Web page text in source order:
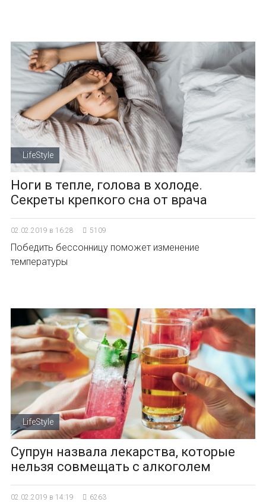
LifeStyle
Ноги в тепле, голова в холоде.
Секреты крепкого сна от врача
02.02.2019 в 16:28 5109
Победить бессонницу поможет изменение
температуры
LifeStyle
Супрун назвала лекарства, которые
нельзя совмещать с алкоголем
02.02.2019 в 14:19 6263